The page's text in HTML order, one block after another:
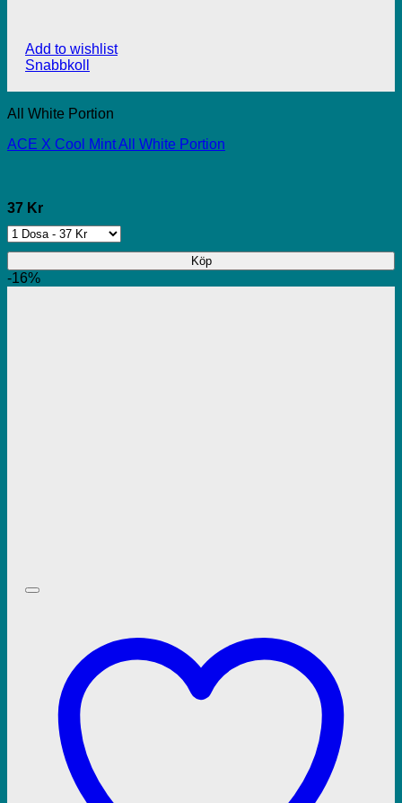
Add to wishlist
Snabbkoll
All White Portion
ACE X Cool Mint All White Portion
37 Kr
Köp
-16%